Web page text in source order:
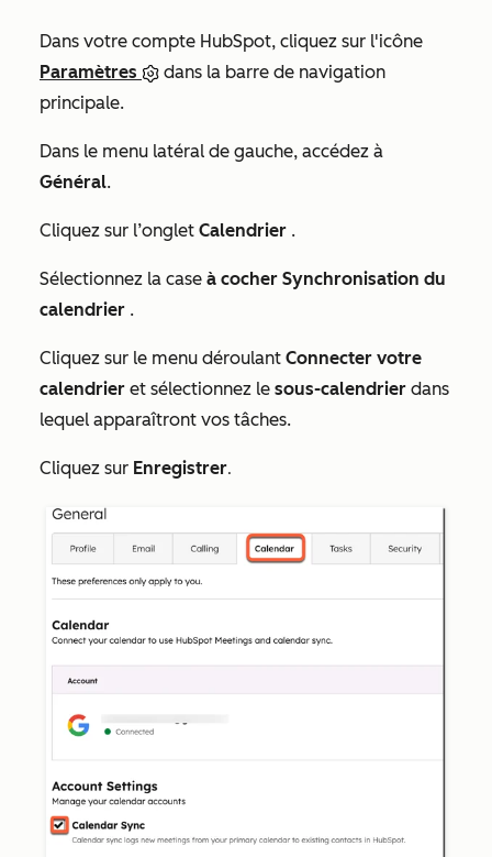
Dans votre compte HubSpot, cliquez sur l'icône
Paramètres
dans la barre de navigation
principale.
Dans le menu latéral de gauche, accédez à
Général.
Cliquez sur l’onglet Calendrier .
Sélectionnez la case à cocher Synchronisation du
calendrier .
Cliquez sur le menu déroulant Connecter votre
calendrier et sélectionnez le sous-calendrier dans
lequel apparaîtront vos tâches.
Cliquez sur Enregistrer.